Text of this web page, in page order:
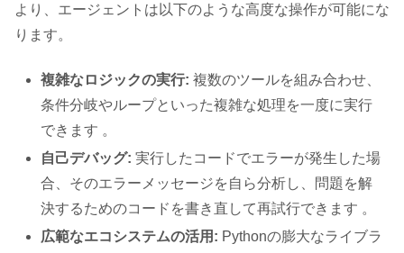
より、エージェントは以下のような高度な操作が可能にな
ります。
複雑なロジックの実行: 複数のツールを組み合わせ、
条件分岐やループといった複雑な処理を一度に実行
できます 。
自己デバッグ: 実行したコードでエラーが発生した場
合、そのエラーメッセージを自ら分析し、問題を解
決するためのコードを書き直して再試行できます 。
広範なエコシステムの活用: Pythonの膨大なライブラ